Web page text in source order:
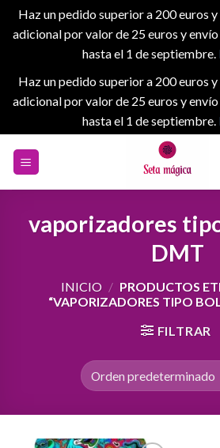
Haz un pedido superior a 200 euros
adicional por valor de 25 euros y
hasta el 1 de septiembre.
Haz un pedido superior a 200 euros
adicional por valor de 25 euros y
hasta el 1 de septiembre.
vaporizadores
DMT
INICIO / PRODUCTOS
“VAPORIZADORES TIPO
FILTRAR